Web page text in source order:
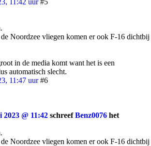
11:42 uur #5
Noordzee vliegen komen er ook F-16 dichtbij
in de media komt want het is een
automatisch slecht.
11:47 uur #6
2023 @ 11:42 schreefBenz0076 het
Noordzee vliegen komen er ook F-16 dichtbij